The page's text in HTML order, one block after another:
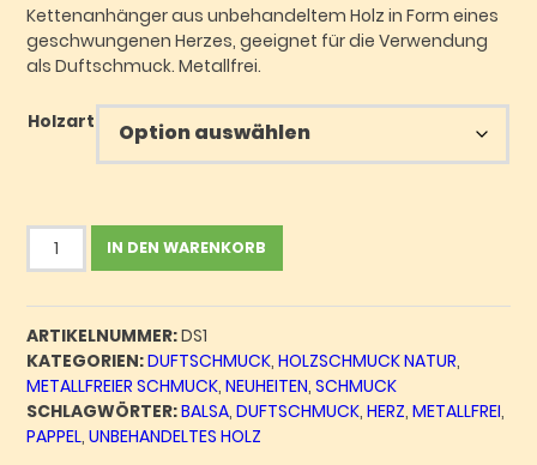
Kettenanhänger aus unbehandeltem Holz in Form eines
geschwungenen Herzes, geeignet für die Verwendung
als Duftschmuck. Metallfrei.
Holzart
Duftschmuck-
Anhänger
Herz"
Menge
IN DEN WARENKORB
ARTIKELNUMMER:DS1
KATEGORIEN:DUFTSCHMUCK,HOLZSCHMUCK NATUR,
METALLFREIER SCHMUCK,NEUHEITEN,SCHMUCK
SCHLAGWÖRTER:BALSA,DUFTSCHMUCK,HERZ,METALLFREI,
PAPPEL,UNBEHANDELTES HOLZ